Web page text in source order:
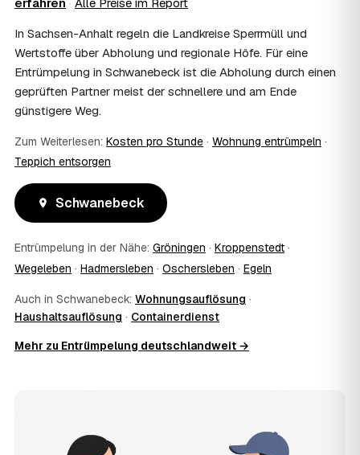
Wohnungsauflösung im Rahmen von Sozialhilfe oder
stellen Sie vor Auftragserteilung beim zuständigen Amt
und holen die Kostenübernahme schriftlich ein. AWL
Zentrum vermittelt die Entrümpler, entscheidet aber nicht
über die Kostenübernahme.
08 Bekomme ich einen Entsorgungsnachweis?
stellen auf Wunsch einen Entsorgungsnachweis aus —
wichtig zum Beispiel für Vermieter, Nachlassverwaltung
oder die eigene Dokumentation.
09
Muss ich bei der Entrümpelung anwesend sein?
Nicht zwingend. Viele Kunden in Schwanebeck sind nur
Ablauf — etwa die Schlüsselübergabe — stimmen Sie
direkt mit dem Entrümpler ab.
Der Festpreis deckt in der Regel das komplette
Ausräumen, Tragen und Verladen, den Transport sowie die
fachgerechte Entsorgung ab — auf Wunsch inklusive
Die Anfrage ist kostenlos und unverbindlich. AWL
Zentrum ist Vermittler: Sie schildern einmal, was raus
In Sachsen-Anhalt regeln die Landkreise Sperrmüll und
Wertstoffe über Abholung und regionale Höfe. Für eine
Entrümpelung in Schwanebeck ist die Abholung durch einen
geprüften Partner meist der schnellere und am Ende
günstigere Weg.
Zum Weiterlesen: Kosten pro Stunde · Wohnung entrümpeln ·
Teppich entsorgen
Schwanebeck
Entrümpelung in der Nähe: Gröningen · Kroppenstedt ·
Wegeleben · Hadmersleben · Oschersleben · Egeln
Auch in Schwanebeck: Wohnungsauflösung ·
Haushaltsauflösung · Containerdienst
Mehr zu Entrümpelung deutschlandweit →